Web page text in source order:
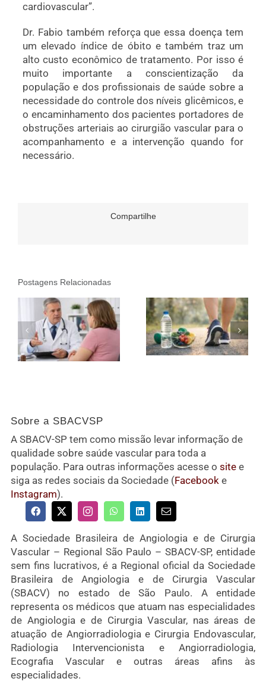
cardiovascular”.
Dr. Fabio também reforça que essa doença tem
um elevado índice de óbito e também traz um
alto custo econômico de tratamento. Por isso é
muito importante a conscientização da
população e dos profissionais de saúde sobre a
necessidade do controle dos níveis glicêmicos, e
o encaminhamento dos pacientes portadores de
obstruções arteriais ao cirurgião vascular para o
acompanhamento e a intervenção quando for
necessário.
Compartilhe
Postagens Relacionadas
Sobre a SBACVSP
A SBACV-SP tem como missão levar informação de
qualidade sobre saúde vascular para toda a
população. Para outras informações acesse o sitee
siga as redes sociais da Sociedade (Facebooke
Instagram).
A Sociedade Brasileira de Angiologia e de Cirurgia
Vascular – Regional São Paulo – SBACV-SP, entidade
sem fins lucrativos, é a Regional oficial da Sociedade
Brasileira de Angiologia e de Cirurgia Vascular
(SBACV) no estado de São Paulo. A entidade
representa os médicos que atuam nas especialidades
de Angiologia e de Cirurgia Vascular, nas áreas de
atuação de Angiorradiologia e Cirurgia Endovascular,
Radiologia Intervencionista e Angiorradiologia,
Ecografia Vascular e outras áreas afins às
especialidades.